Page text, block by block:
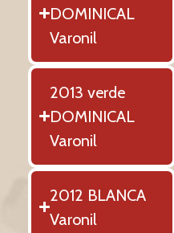
DOMINICAL
Varonil
2013 verde
DOMINICAL
Varonil
2012 BLANCA
Varonil